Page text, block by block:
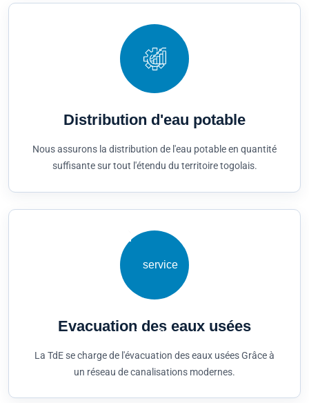
Distribution d'eau potable
Nous assurons la distribution de l'eau potable en quantité
suffisante sur tout l'étendu du territoire togolais.
Evacuation des eaux usées
La TdE se charge de l'évacuation des eaux usées Grâce à
un réseau de canalisations modernes.